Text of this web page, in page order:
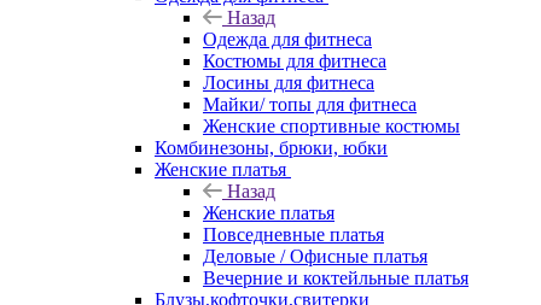
Назад
Одежда для фитнеса
Костюмы для фитнеса
Лосины для фитнеса
Майки/ топы для фитнеса
Женские спортивные костюмы
Комбинезоны, брюки, юбки
Женские платья
Назад
Женские платья
Повседневные платья
Деловые / Офисные платья
Вечерние и коктейльные платья
Блузы,кофточки,свитерки